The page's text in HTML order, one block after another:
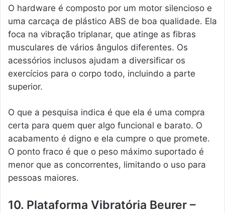
O hardware é composto por um motor silencioso e
uma carcaça de plástico ABS de boa qualidade. Ela
foca na vibração triplanar, que atinge as fibras
musculares de vários ângulos diferentes. Os
acessórios inclusos ajudam a diversificar os
exercícios para o corpo todo, incluindo a parte
superior.
O que a pesquisa indica é que ela é uma compra
certa para quem quer algo funcional e barato. O
acabamento é digno e ela cumpre o que promete.
O ponto fraco é que o peso máximo suportado é
menor que as concorrentes, limitando o uso para
pessoas maiores.
10. Plataforma Vibratória Beurer –